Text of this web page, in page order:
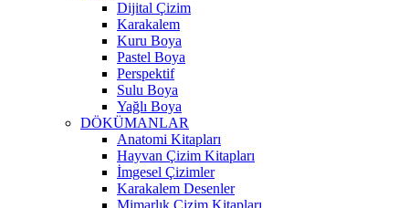
Dijital Çizim
Karakalem
Kuru Boya
Pastel Boya
Perspektif
Sulu Boya
Yağlı Boya
DÖKÜMANLAR
Anatomi Kitapları
Hayvan Çizim Kitapları
İmgesel Çizimler
Karakalem Desenler
Mimarlık Çizim Kitapları